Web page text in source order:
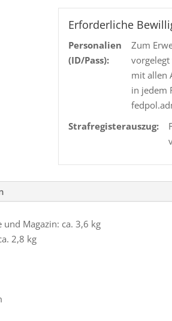
mit
Schalldämpfer
Hera-
Arms-
Erforderliche
Personalien
(ID/Pass):
Zum
mit allen
in jedem
Strafregisterauszug:
Magazin: ca. 3,6 kg
2,8 kg